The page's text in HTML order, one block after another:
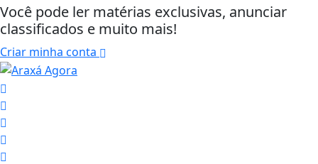
Você pode ler matérias exclusivas, anunciar
classificados e muito mais!
Criar minha conta